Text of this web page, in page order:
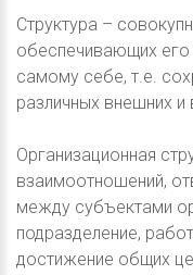
Структура –
обеспечивающих его
самому себе, т.е.
различных внешних и
Организационная
взаимоотношений,
между субъектами
подразделение,
достижение общих